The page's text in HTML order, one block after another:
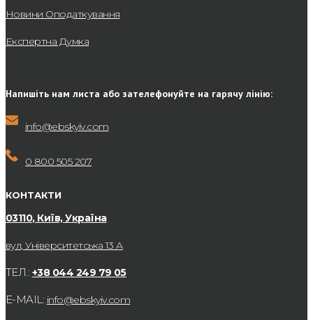
Новини Оподаткування
Експертна Думка
Напишіть нам листа або зателефонуйте на гарячу лінію:
info@ebskyiv.com
0 800 505 207
КОНТАКТИ
03110, Київ, Україна
вул, Університетська 13 А
ТЕЛ.: +38 044 249 79 05
E-MAIL: info@ebskyiv.com